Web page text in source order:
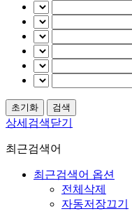
상세검색닫기
최근검색어
최근검색어 옵션
전체삭제
자동저장끄기